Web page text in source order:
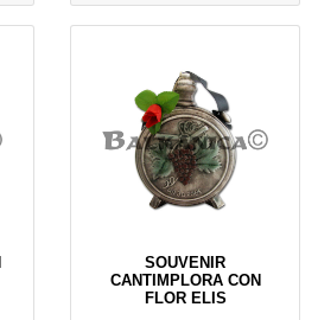
SOUVENIR
CANTIMPLORA CON
FLOR ELIS